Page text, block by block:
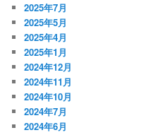
2025年7月
2025年5月
2025年4月
2025年1月
2024年12月
2024年11月
2024年10月
2024年7月
2024年6月